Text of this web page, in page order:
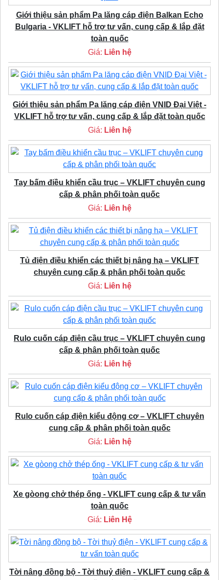
Giới thiệu sản phẩm Pa lăng cáp điện Balkan Echo
Bulgaria - VKLIFT hỗ trợ tư vấn, cung cấp & lắp đặt
toàn quốc
Giá: Liên hệ
Giới thiệu sản phẩm Pa lăng cáp điện VNID Đại Việt -
VKLIFT hỗ trợ tư vấn, cung cấp & lắp đặt toàn quốc
Giá: Liên hệ
Tay bấm điều khiển cầu trục – VKLIFT chuyên cung
cấp & phân phối toàn quốc
Giá: Liên hệ
Tủ điện điều khiển các thiết bị nâng hạ – VKLIFT
chuyên cung cấp & phân phối toàn quốc
Giá: Liên hệ
Rulo cuốn cáp điện cầu trục – VKLIFT chuyên cung
cấp & phân phối toàn quốc
Giá: Liên hệ
Rulo cuốn cáp điện kiểu động cơ – VKLIFT chuyên
cung cấp & phân phối toàn quốc
Giá: Liên hệ
Xe gòong chở thép ống - VKLIFT cung cấp & tư vấn
toàn quốc
Giá: Liên Hệ
Tời nâng đồng bộ - Tời thuỷ điện - VKLIFT cung cấp &